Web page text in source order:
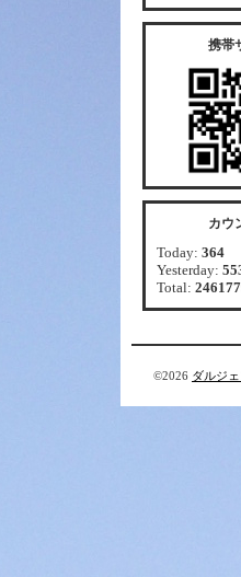
携帯
カウ
Today: 364
Yesterday:
Total:
©2026 ダルジ